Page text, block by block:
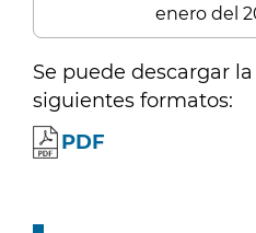
enero del
Se puede descargar
siguientes formatos:
PDF